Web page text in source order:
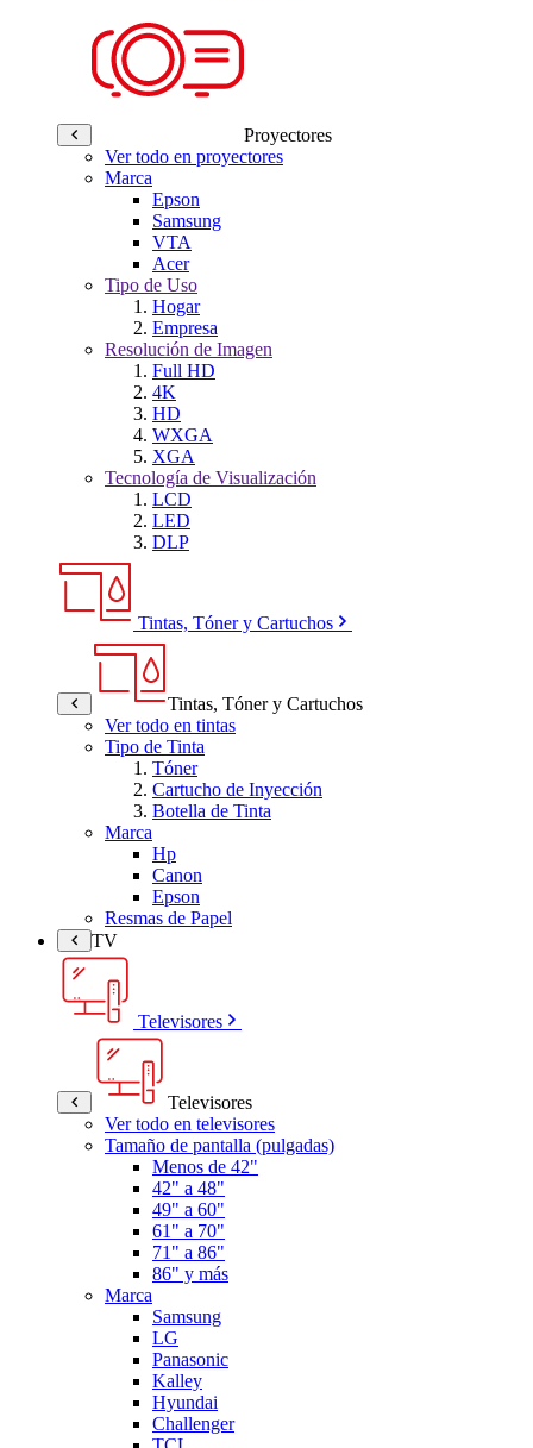
Proyectores
Ver todo en proyectores
Marca
Epson
Samsung
VTA
Acer
Tipo de Uso
Hogar
Empresa
Resolución de Imagen
Full HD
4K
HD
WXGA
XGA
Tecnología de Visualización
LCD
LED
DLP
Tintas, Tóner y Cartuchos
Tintas, Tóner y Cartuchos
Ver todo en tintas
Tipo de Tinta
Tóner
Cartucho de Inyección
Botella de Tinta
Marca
Hp
Canon
Epson
Resmas de Papel
TV
Televisores
Televisores
Ver todo en televisores
Tamaño de pantalla (pulgadas)
Menos de 42"
42" a 48"
49" a 60"
61" a 70"
71" a 86"
86" y más
Marca
Samsung
LG
Panasonic
Kalley
Hyundai
Challenger